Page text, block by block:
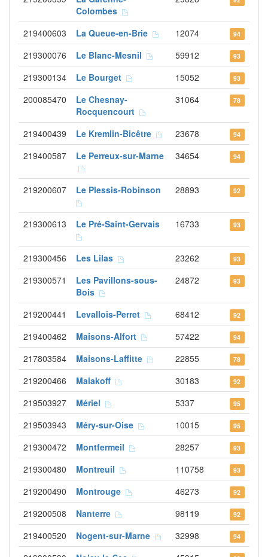
Colombes
219400603 La Queue-en-Brie 12074 94
219300076 Le Blanc-Mesnil 59912 93
219300134 Le Bourget 15052 93
200085470
Le Chesnay-
Rocquencourt
31064 78
219400439 Le Kremlin-Bicêtre 23678 94
219400587 Le Perreux-sur-Marne 34654 94
219200607 Le Plessis-Robinson 28893 92
219300613 Le Pré-Saint-Gervais 16733 93
219300456 Les Lilas 23262 93
219300571
Les Pavillons-sous-
Bois
24872 93
219200441 Levallois-Perret 68412 92
219400462 Maisons-Alfort 57422 94
217803584 Maisons-Laffitte 22855 78
219200466 Malakoff 30183 92
219503927 Mériel 5337 95
219503943 Méry-sur-Oise 10015 95
219300472 Montfermeil 28257 93
219300480 Montreuil 110758 93
219200490 Montrouge 46273 92
219200508 Nanterre 98119 92
219400520 Nogent-sur-Marne 32998 94